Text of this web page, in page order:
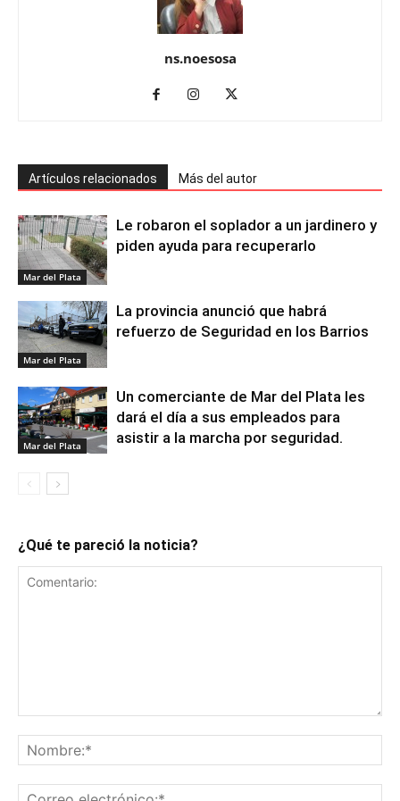
ns.noesosa
Artículos relacionados Más del autor
Mar del Plata
Le robaron el soplador a un jardinero y
piden ayuda para recuperarlo
Mar del Plata
La provincia anunció que habrá
refuerzo de Seguridad en los Barrios
Mar del Plata
Un comerciante de Mar del Plata les
dará el día a sus empleados para
asistir a la marcha por seguridad.
¿Qué te pareció la noticia?